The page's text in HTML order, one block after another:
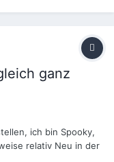
ganz
ich bin Spooky,
relativ Neu in der